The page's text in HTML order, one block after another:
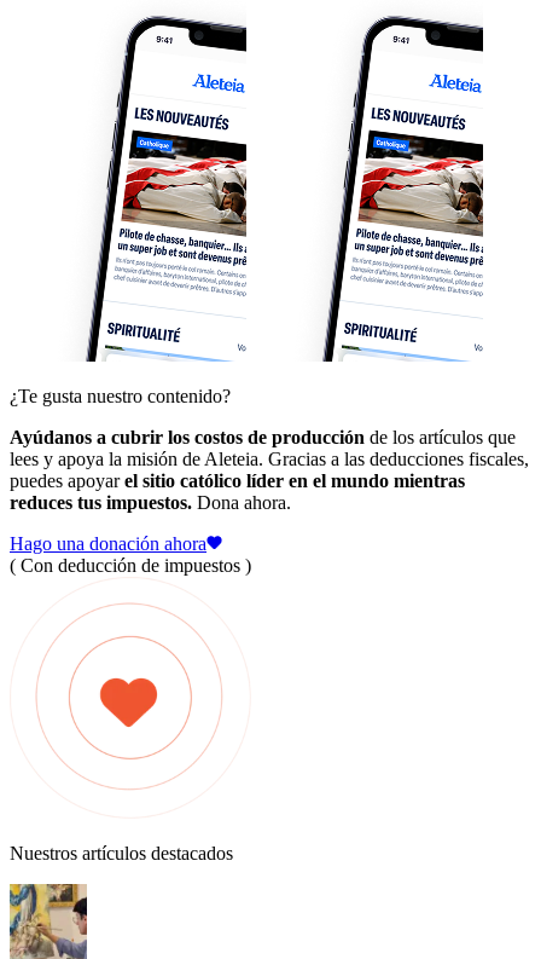
¿Te gusta nuestro contenido?
Ayúdanos a cubrir los costos de producción de los artículos que
lees y apoya la misión de Aleteia. Gracias a las deducciones fiscales,
puedes apoyarel sitio católico líder en el mundo mientras
reduces tus impuestos. Dona ahora.
Hago una donación ahora
( Con deducción de impuestos )
Nuestros artículos destacados